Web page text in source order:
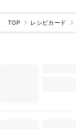
TOP レシピカード